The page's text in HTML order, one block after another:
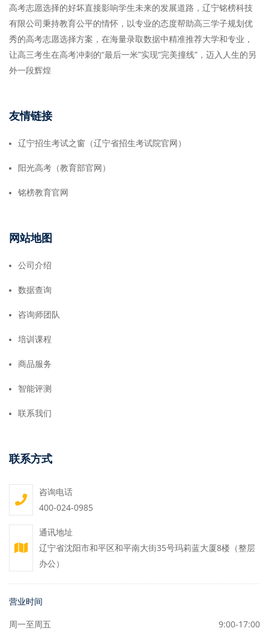
高考志愿选择的好坏直接影响学生未来的发展道路，辽宁铭榜科技
有限公司秉持教育公平的情怀，以专业的态度帮助高三学子规划优
秀的高考志愿选择方案，在海量录取数据中精准推荐大学和专业，
让高三考生在高考冲刺的“最后一米”实现“完美撞线”，迈入人生的另
外一段辉煌
友情链接
辽宁招生考试之窗（辽宁省招生考试院官网）
阳光高考（教育部官网）
铭榜教育官网
网站地图
公司介绍
数据查询
咨询师团队
培训课程
商品服务
智能评测
联系我们
联系方式
咨询电话
400-024-0985
通讯地址
辽宁省沈阳市和平区和平南大街35号玛莉蓝大厦8楼（整层
办公）
营业时间
周一至周五 9:00-17:00